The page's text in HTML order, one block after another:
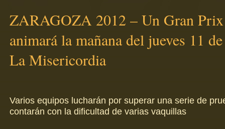
ZARAGOZA 2012 – Un Gran
animará la mañana del jueves 11
La Misericordia
Varios equipos lucharán por superar una serie de
contarán con la dificultad de varias vaquillas